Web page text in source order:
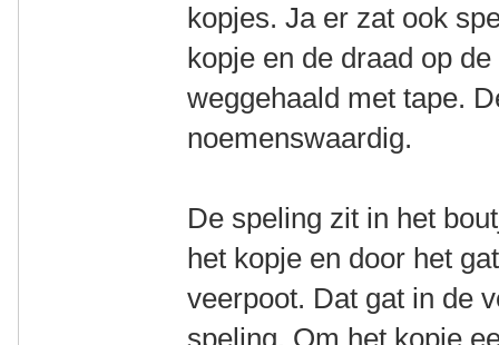
kopjes. Ja er zat ook
kopje en de draad op
weggehaald met tape.
noemenswaardig.
De speling zit in het
het kopje en door het
veerpoot. Dat gat in de
speling. Om het kopje